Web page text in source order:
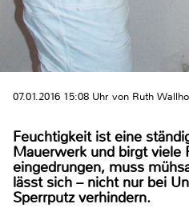
07.01.2016 15:08 Uhr von Ruth
Feuchtigkeit ist eine
Mauerwerk und birgt viele
eingedrungen, muss
lässt sich – nicht nur bei
Sperrputz verhindern.